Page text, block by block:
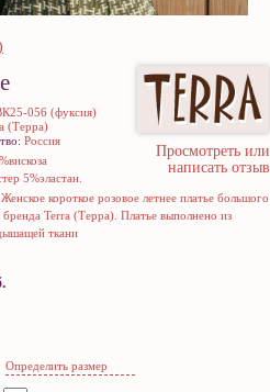
Просмотреть или
написать отзыв
056 (фуксия)
(Терра)
Россия
5%эластан.
Женское короткое розовое летнее платье большого
бренда Terra (Терра). Платье выполнено из
ткани
Определить размер